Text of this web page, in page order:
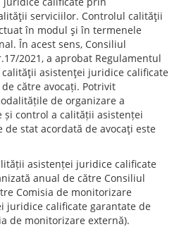
serviciilor. Controlul calităţii
în modul şi în termenele
În acest sens, Consiliul
2021, a aprobat Regulamentul
asistenţei juridice calificate
către avocați. Potrivit
de organizare a
control a calității asistenței
stat acordată de avocaţi este
asistenței juridice calificate
anual de către Consiliul
Comisia de monitorizare
juridice calificate garantate de
de monitorizare externă).